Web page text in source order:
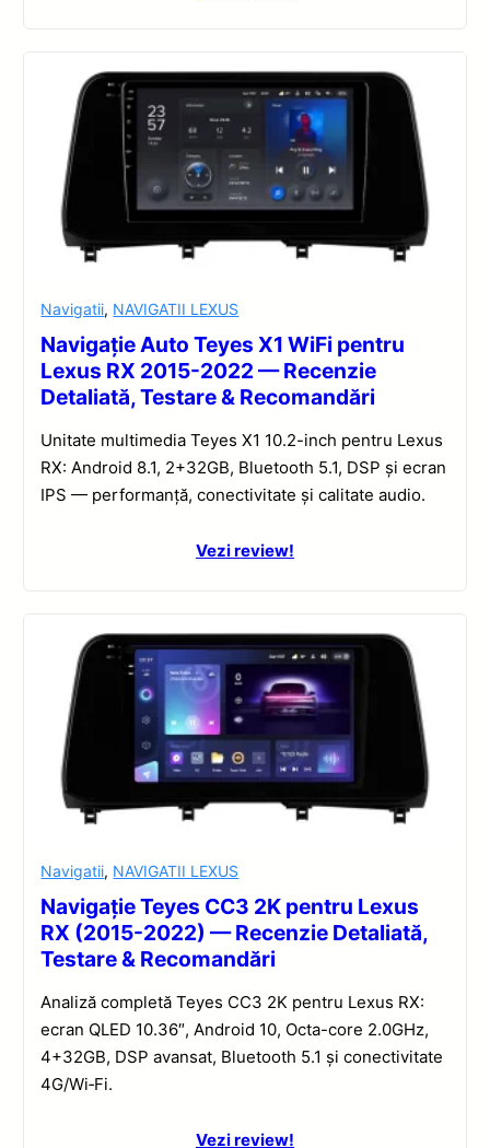
Navigatii, NAVIGATII LEXUS
Navigație Auto Teyes X1 WiFi pentru
Lexus RX 2015-2022 — Recenzie
Detaliată, Testare & Recomandări
Unitate multimedia Teyes X1 10.2-inch pentru Lexus
RX: Android 8.1, 2+32GB, Bluetooth 5.1, DSP și ecran
IPS — performanță, conectivitate și calitate audio.
Vezi review!
Navigatii, NAVIGATII LEXUS
Navigație Teyes CC3 2K pentru Lexus
RX (2015-2022) — Recenzie Detaliată,
Testare & Recomandări
Analiză completă Teyes CC3 2K pentru Lexus RX:
ecran QLED 10.36″, Android 10, Octa-core 2.0GHz,
4+32GB, DSP avansat, Bluetooth 5.1 și conectivitate
4G/Wi‑Fi.
Vezi review!